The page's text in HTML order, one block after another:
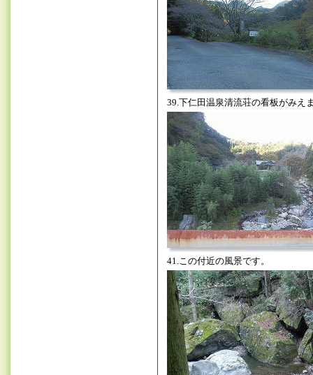
39.下仁田温泉清流荘の看板がみえ
41.この付近の風景です。